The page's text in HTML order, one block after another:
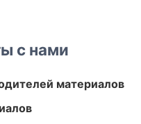
с нами
материалов